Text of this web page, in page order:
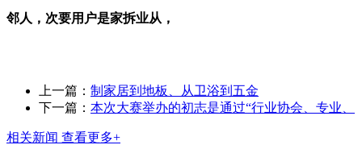
邻人，次要用户是家拆业从，
上一篇： 制家居到地板、从卫浴到五金
下一篇： 本次大赛举办的初志是通过“行业协会、专业、
相关新闻 查看更多+